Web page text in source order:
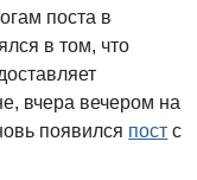
поста в
в том, что
вчера вечером на
появился пост с